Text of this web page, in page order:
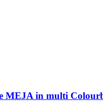
MEJA in multi